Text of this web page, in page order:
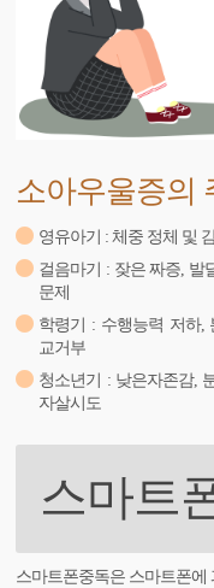
소아우울증의
영유아기 : 체중 정체 및
걸음마기 : 잦은 짜증, 발
문제
학령기 : 수행능력 저하,
교거부
청소년기 : 낮은자존감,
자살시도
스마트
스마트폰중독은 스마트폰에